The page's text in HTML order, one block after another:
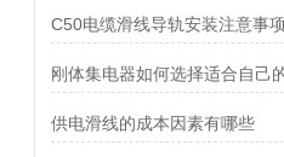
C50电缆滑线导轨安装注意事项
刚体集电器如何选择适合自己
供电滑线的成本因素有哪些